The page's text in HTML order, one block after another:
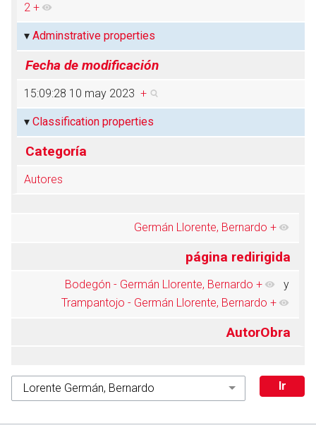
2 +
Adminstrative properties
Fecha de modificación
15:09:28 10 may 2023 +
Classification properties
Categoría
Autores
Germán Llorente, Bernardo +
página redirigida
Bodegón - Germán Llorente, Bernardo +
y
Trampantojo - Germán Llorente, Bernardo +
AutorObra